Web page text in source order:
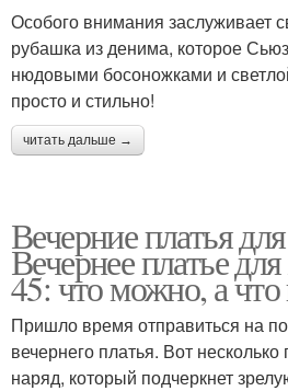
Особого внимания заслуживает
рубашка из денима, которое
нюдовыми босоножками и
просто и стильно!
читать дальше →
Вечерние платья
Вечернее платье
45: что можно, а что
Пришло время отправиться на
вечернего платья. Вот несколько
наряд, который подчеркнет